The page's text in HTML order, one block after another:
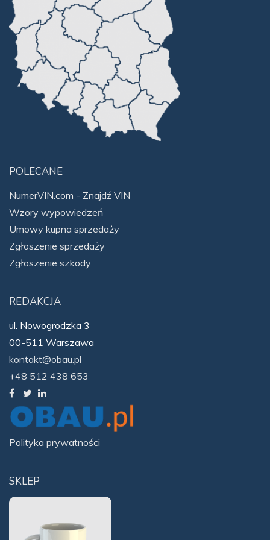
SKLEP
POLECANE
NumerVIN.com - Znajdź VIN
Wzory wypowiedzeń
Umowy kupna sprzedaży
Zgłoszenie sprzedaży
Zgłoszenie szkody
REDAKCJA
ul. Nowogrodzka 3
00-511 Warszawa
kontakt@obau.pl
+48 512 438 653
Polityka prywatności